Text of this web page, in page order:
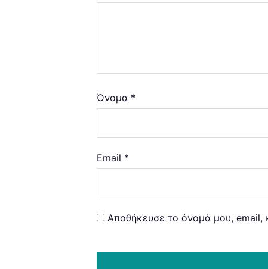
Όνομα *
Email *
Αποθήκευσε το όνομά μου, email,